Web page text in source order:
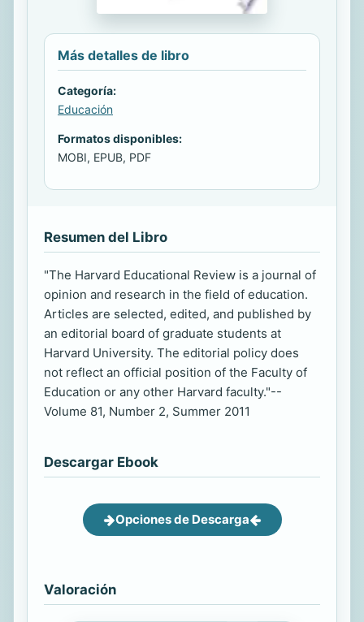
Más detalles de libro
Categoría:
Educación
Formatos disponibles:
MOBI, EPUB, PDF
Resumen del Libro
"The Harvard Educational Review is a journal of
opinion and research in the field of education.
Articles are selected, edited, and published by
an editorial board of graduate students at
Harvard University. The editorial policy does
not reflect an official position of the Faculty of
Education or any other Harvard faculty."--
Volume 81, Number 2, Summer 2011
Descargar Ebook
Opciones de Descarga
Valoración